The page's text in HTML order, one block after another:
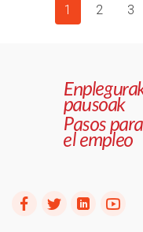
1 2 3